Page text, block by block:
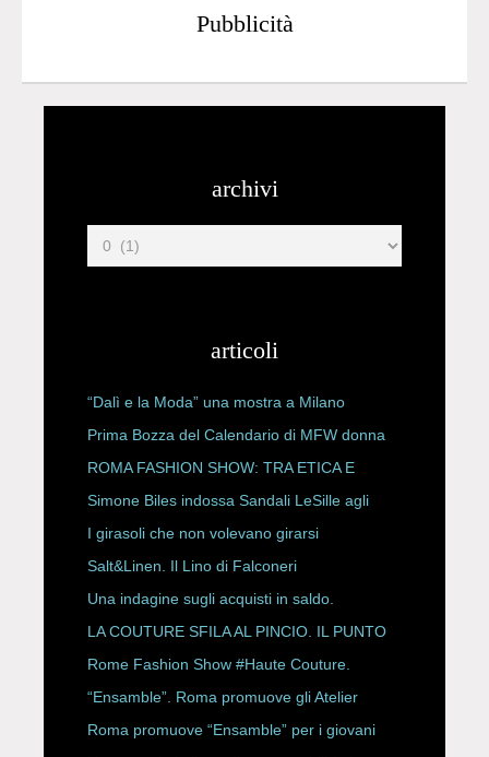
Pubblicità
archivi
articoli
“Dalì e la Moda” una mostra a Milano
Prima Bozza del Calendario di MFW donna
P/E 2027
ROMA FASHION SHOW: TRA ETICA E
HAUTE COUTURE
Simone Biles indossa Sandali LeSille agli
ESPY Awards 2026
I girasoli che non volevano girarsi
Salt&Linen. Il Lino di Falconeri
Una indagine sugli acquisti in saldo.
LA COUTURE SFILA AL PINCIO. IL PUNTO
CON ALESSANDRO ONORATO E
ROBERTA ANGELILLI
Rome Fashion Show #Haute Couture.
“Ensamble”. Roma promuove gli Atelier
Storici
Roma promuove “Ensamble” per i giovani